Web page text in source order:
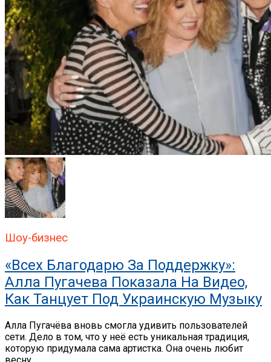
Шоу-бизнес
«Всех Благодарю За Поддержку»:
Алла Пугачева Показала На Видео,
Как Танцует Под Украинскую Музыку
Алла Пугачёва вновь смогла удивить пользователей
сети. Дело в том, что у неё есть уникальная традиция,
которую придумала сама артистка. Она очень любит